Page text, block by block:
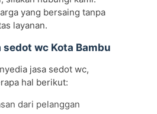
yang bersaing tanpa
layanan.
wc Kota Bambu
jasa sedot wc,
hal berikut:
dari pelanggan